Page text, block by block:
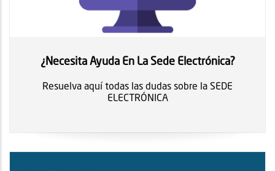
¿Necesita Ayuda En La Sede Electrónica?
Resuelva aquí todas las dudas sobre la SEDE
ELECTRÓNICA